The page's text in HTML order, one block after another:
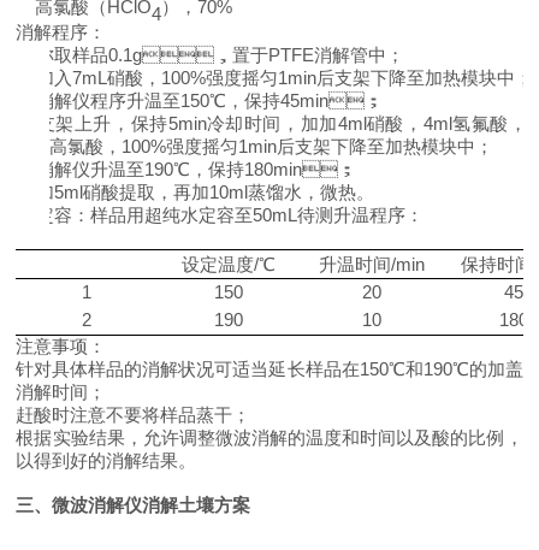
高氯酸（HClO4），70%
消解程序：
称取样品0.1g，置于PTFE消解管中；
加入7mL硝酸，100%强度摇匀1min后支架下降至加热模块中；
消解仪程序升温至150℃，保持45min；
支架上升，保持5min冷却时间，加加4ml硝酸，4ml氢氟酸，
高氯酸，100%强度摇匀1min后支架下降至加热模块中；
消解仪升温至190℃，保持180min；
加5ml硝酸提取，再加10ml蒸馏水，微热。
定容：样品用超纯水定容至50mL待测 升温程序：
设定温度/℃ 升温时间/min
保持时间
1
150 20
45
2
190 10 180
注意事项：
针对具体样品的消解状况可适当延长样品在150℃和190℃的加盖
消解时间；
赶酸时注意不要将样品蒸干；
根据实验结果，允许调整微波消解的温度和时间以及酸的比例，
以得到好的消解结果。
三、微波消解仪消解土壤方案